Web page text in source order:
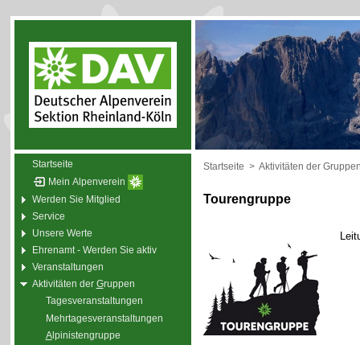
Startseite
Mein Alpenverein
Werden Sie Mitglied
Service
Unsere Werte
Ehrenamt - Werden Sie aktiv
Veranstaltungen
Aktivitäten der Gruppen
Tagesveranstaltungen
Mehrtagesveranstaltungen
Alpinistengruppe
Startseite > Aktivitäten der
Tourengruppe